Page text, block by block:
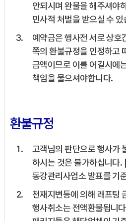
안되시며 완불을 해주셔야
민사적 처벌을 받으실 수 있
예약금은 행사전 서로 상호
쪽의 환불규정을 인정하고
금액이므로 이를 어길시에
책임을 물으셔야합니다.
환불규정
고객님의 판단으로 행사가
하시는 것은 불가하십니다
동강관리사업소 발표를 기
천재지변등에 의해 래프팅
행사취소는 전액환불됩니